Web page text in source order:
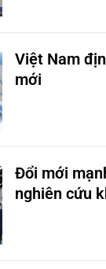
Việt Nam
mới
Đổi mới
nghiên cứu